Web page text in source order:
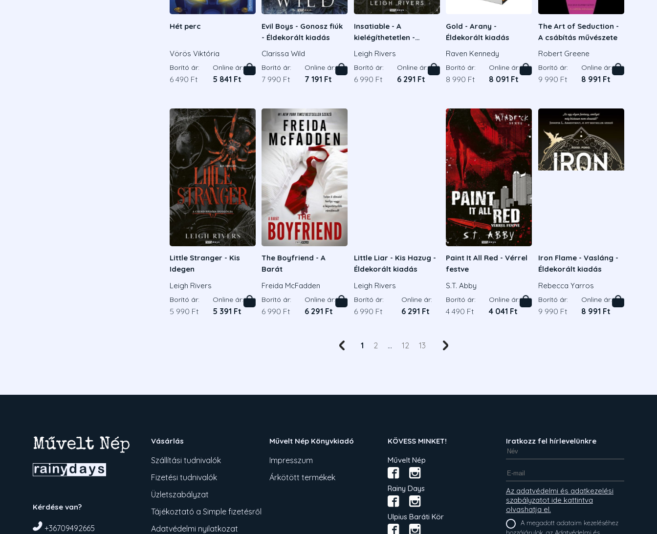
Hét perc
Vörös Viktória
Borító ár:
6 490 Ft
Online ár:
5 841 Ft
Evil Boys - Gonosz fiúk
- Éldekorált kiadás
Clarissa Wild
Borító ár:
7 990 Ft
Online ár:
7 191 Ft
Insatiable - A
kielégíthetetlen -
Leigh Rivers
Borító ár:
6 990 Ft
Online ár:
6 291 Ft
Gold - Arany -
Éldekorált kiadás
Raven Kennedy
Borító ár:
8 990 Ft
Online ár:
8 091 Ft
The Art of Seduction -
A csábítás művészete
Robert Greene
Borító ár:
9 990 Ft
Online ár:
8 991 Ft
Little Stranger - Kis
Idegen
Leigh Rivers
Borító ár:
5 990 Ft
Online ár:
5 391 Ft
The Boyfriend - A
Barát
Freida McFadden
Borító ár:
6 990 Ft
Online ár:
6 291 Ft
Little Liar - Kis Hazug -
Éldekorált kiadás
Leigh Rivers
Borító ár:
6 990 Ft
Online ár:
6 291 Ft
Paint It All Red - Vérrel
festve
S.T. Abby
Borító ár:
4 490 Ft
Online ár:
4 041 Ft
Iron Flame - Vasláng -
Éldekorált kiadás
Rebecca Yarros
Borító ár:
9 990 Ft
Online ár:
8 991 Ft
1 2 ... 12 13
Kérdése van?
+36709492665
Vásárlás
Szállítási tudnivalók
Fizetési tudnivalók
Üzletszabályzat
Tájékoztató a Simple fizetésről
Adatvédelmi nyilatkozat
Művelt Nép Könyvkiadó
Impresszum
Árkötött termékek
KÖVESS MINKET!
Művelt Nép
Rainy Days
Ulpius Baráti Kör
Iratkozz fel hírlevelünkre
Az adatvédelmi és adatkezelési
szabályzatot ide kattintva
olvashatja el.
A megadott adataim kezeléséhez
hozzájárulok, az Adatvédelmi és